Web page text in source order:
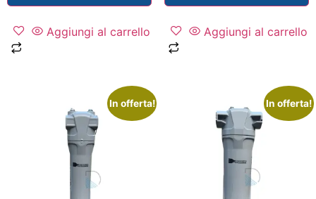
Aggiungi al carrello Aggiungi al carrello
In offerta! In offerta!